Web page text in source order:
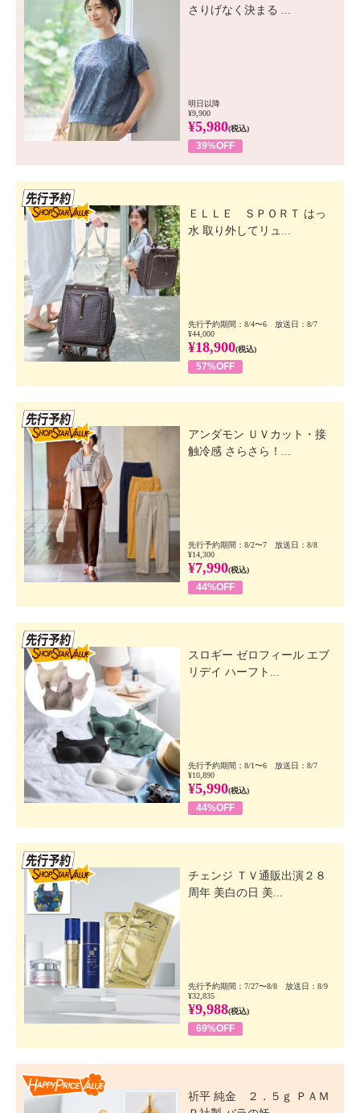
さりげなく決まる ...
明日以降
¥9,900
¥5,980(税込)
39%OFF
ＥＬＬＥ ＳＰＯＲＴ はっ
水 取り外してリュ...
先行予約期間：8/4〜6 放送日：8/7
¥44,000
¥18,900(税込)
57%OFF
アンダモン ＵＶカット・接
触冷感 さらさら！...
先行予約期間：8/2〜7 放送日：8/8
¥14,300
¥7,990(税込)
44%OFF
スロギー ゼロフィール エブ
リデイ ハーフト...
先行予約期間：8/1〜6 放送日：8/7
¥10,890
¥5,990(税込)
44%OFF
チェンジ ＴＶ通販出演２８
周年 美白の日 美...
先行予約期間：7/27〜8/8 放送日：8/9
¥32,835
¥9,988(税込)
69%OFF
祈平 純金 ２．５ｇ ＰＡＭ